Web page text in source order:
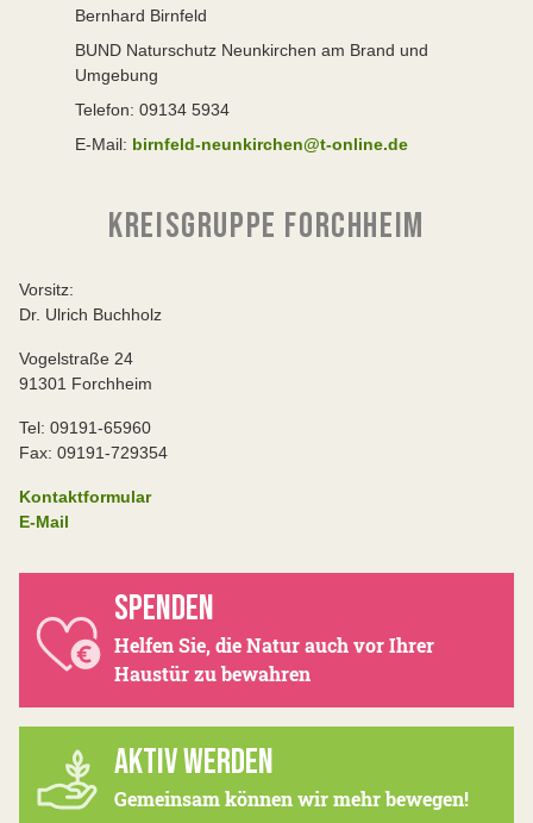
Bernhard Birnfeld
BUND Naturschutz Neunkirchen am Brand und
Umgebung
Telefon: 09134 5934
E-Mail: birnfeld-neunkirchen@t-online.de
KREISGRUPPE FORCHHEIM
Vorsitz:
Dr. Ulrich Buchholz
Vogelstraße 24
91301 Forchheim
Tel: 09191-65960
Fax: 09191-729354
Kontaktformular
E-Mail
SPENDEN
Helfen Sie, die Natur auch vor Ihrer
Haustür zu bewahren
AKTIV WERDEN
Gemeinsam können wir mehr bewegen!